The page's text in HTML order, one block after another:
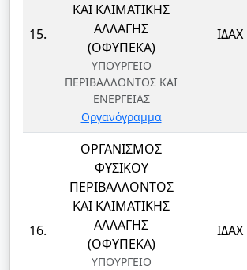
15.
ΚΑΙ ΚΛΙΜΑΤΙΚΗΣ
ΑΛΛΑΓΗΣ
(ΟΦΥΠΕΚΑ)
ΥΠΟΥΡΓΕΙΟ
ΠΕΡΙΒΑΛΛΟΝΤΟΣ ΚΑΙ
ΕΝΕΡΓΕΙΑΣ
Οργανόγραμμα
ΙΔΑΧ
16.
ΟΡΓΑΝΙΣΜΟΣ
ΦΥΣΙΚΟΥ
ΠΕΡΙΒΑΛΛΟΝΤΟΣ
ΚΑΙ ΚΛΙΜΑΤΙΚΗΣ
ΑΛΛΑΓΗΣ
(ΟΦΥΠΕΚΑ)
ΥΠΟΥΡΓΕΙΟ
ΙΔΑΧ